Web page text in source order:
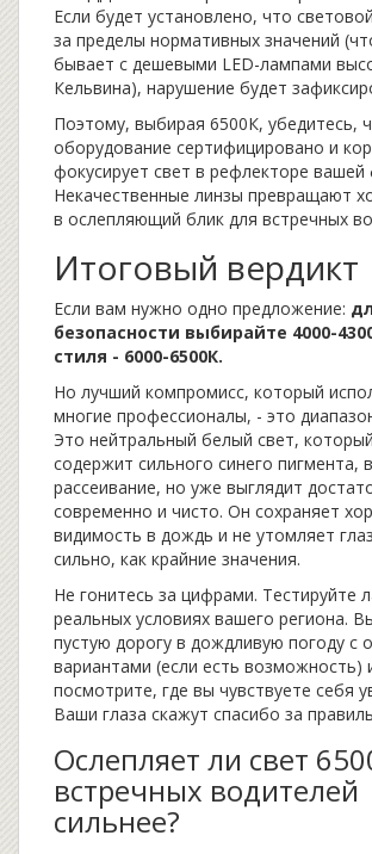
Если будет установлено, что
за пределы нормативных значений
бывает с дешевыми LED-лампами
Кельвина), нарушение будет
Поэтому, выбирая 6500К, убедитесь,
оборудование сертифицировано и
фокусирует свет в рефлекторе вашей
Некачественные линзы превращают
в ослепляющий блик для встречных
Итоговый вердикт
Если вам нужно одно предложение:
безопасности выбирайте 4000-
стиля - 6000-6500К.
Но лучший компромисс, который
многие профессионалы, - это
Это нейтральный белый свет,
содержит сильного синего
рассеивание, но уже выглядит
современно и чисто. Он сохраняет
видимость в дождь и не утомляет
сильно, как крайние значения.
Не гонитесь за цифрами. Тестируйте
реальных условиях вашего региона.
пустую дорогу в дождливую погоду с
вариантами (если есть возможность)
посмотрите, где вы чувствуете себя
Ваши глаза скажут спасибо за
Ослепляет ли свет
встречных водителей
сильнее?